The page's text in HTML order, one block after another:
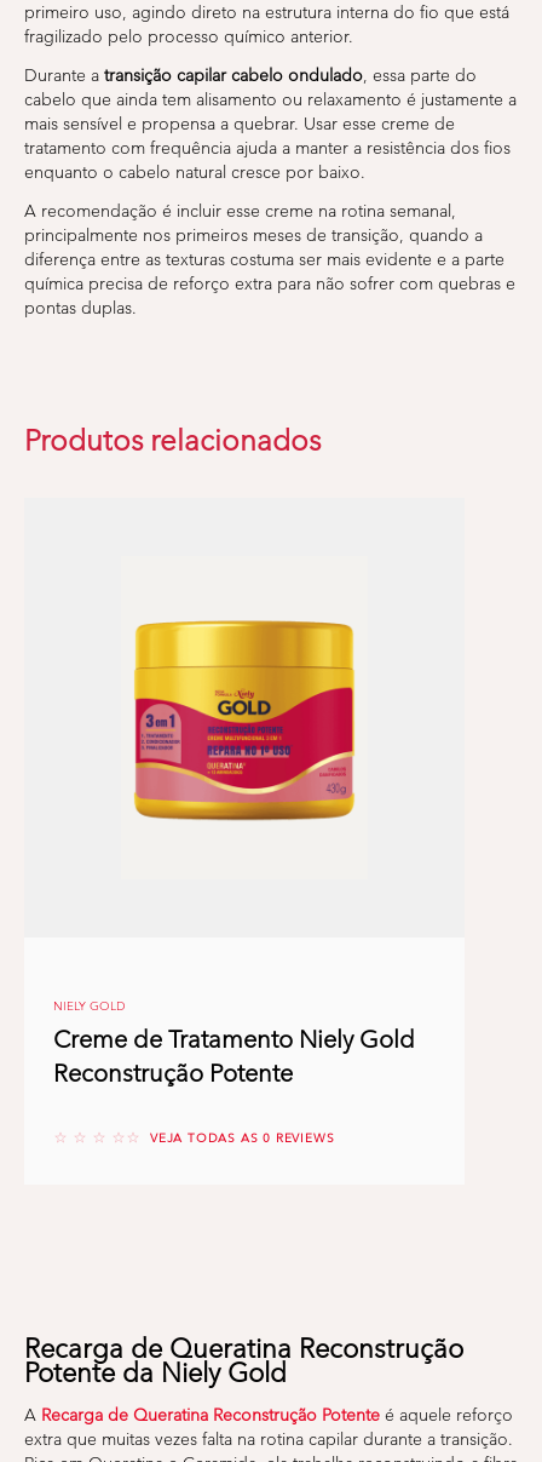
primeiro uso, agindo direto na estrutura interna do fio que está
fragilizado pelo processo químico anterior.
Durante a transição capilar cabelo ondulado, essa parte do
cabelo que ainda tem alisamento ou relaxamento é justamente a
mais sensível e propensa a quebrar. Usar esse creme de
tratamento com frequência ajuda a manter a resistência dos fios
enquanto o cabelo natural cresce por baixo.
A recomendação é incluir esse creme na rotina semanal,
principalmente nos primeiros meses de transição, quando a
diferença entre as texturas costuma ser mais evidente e a parte
química precisa de reforço extra para não sofrer com quebras e
pontas duplas.
Produtos relacionados
NIELY GOLD
Creme de Tratamento Niely Gold
Reconstrução Potente
No reviews VEJA TODAS AS 0 REVIEWS
Recarga de Queratina Reconstrução
Potente da Niely Gold
A Recarga de Queratina Reconstrução Potente é aquele reforço
extra que muitas vezes falta na rotina capilar durante a transição.